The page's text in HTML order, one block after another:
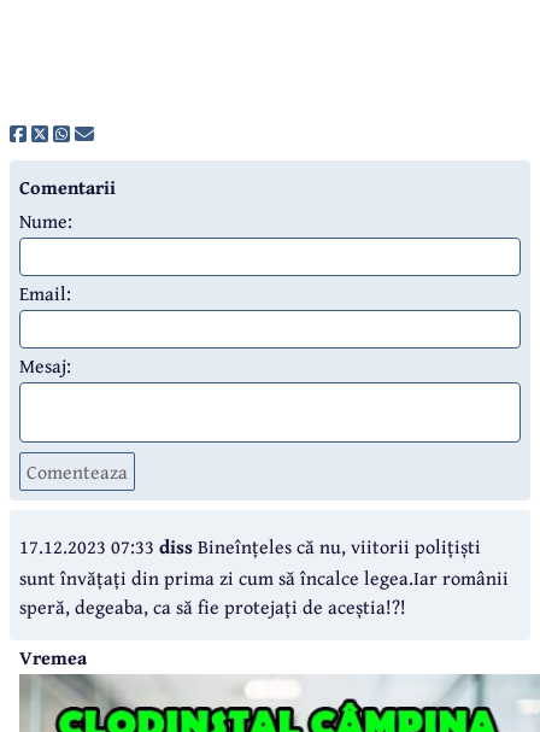
Comentarii
Nume:
Email:
Mesaj:
Comenteaza
17.12.2023 07:33 dissBineînțeles că nu, viitorii polițiști
sunt învățați din prima zi cum să încalce legea.Iar românii
speră, degeaba, ca să fie protejați de aceștia!?!
Vremea